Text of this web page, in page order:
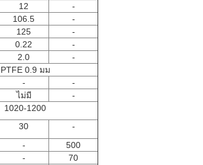
12
-
106.5
-
125
-
0.22
-
2.0
-
PTFE 0.9 มม
-
-
ไม่มี
-
1020-1200
30
-
-
500
-
70